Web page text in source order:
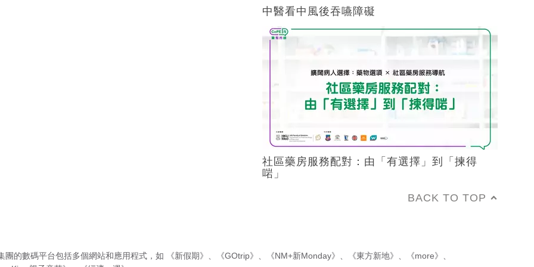
中醫看中風後吞嚥障礙
社區藥房服務配對：由「有選擇」到「揀得
啱」
BACK TO TOP
團的數碼平台包括多個網站和應用程式，如 《新假期》 、 《GOtrip》 、 《NM+新Monday》 、 《東方新地》 、 《more》 、